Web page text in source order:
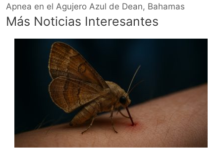
Apnea en el Agujero Azul de Dean, Bahamas
Más Noticias Interesantes